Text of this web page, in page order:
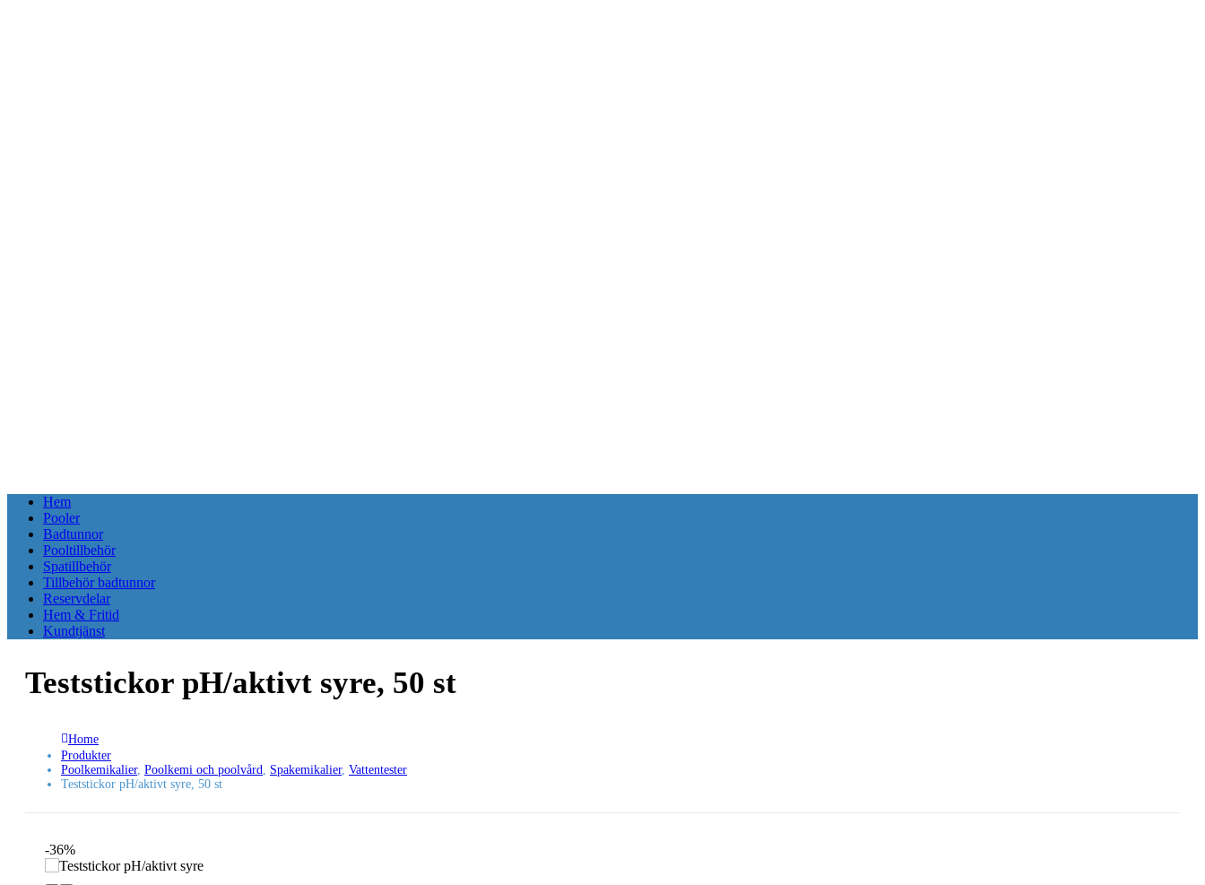
Hem
Pooler
Badtunnor
Pooltillbehör
Spatillbehör
Tillbehör badtunnor
Reservdelar
Hem & Fritid
Kundtjänst
Teststickor pH/aktivt syre, 50 st
Home
Produkter
Poolkemikalier, Poolkemi och poolvård, Spakemikalier, Vattentester
Teststickor pH/aktivt syre, 50 st
-36%